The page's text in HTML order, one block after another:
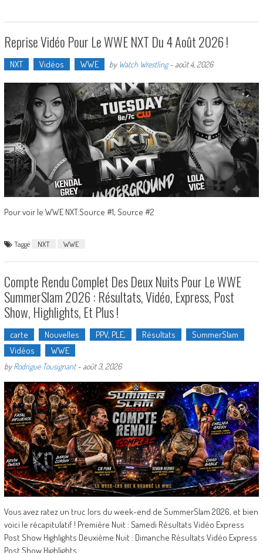
Reprise Vidéo Pour Le WWE NXT Du 4 Août 2026 !
NXT Vidéos WWE by Watch Wrestling- août 4, 2026
Pour voir le WWE NXT:Source #1, Source #2
Taggé NXT WWE
Compte Rendu Complet Des Deux Nuits Pour Le WWE
SummerSlam 2026 : Résultats, Vidéo, Express, Post
Show, Highlights, Et Plus !
carte Nouvelles PPV, PLE, Résultats
SummerSlam
Vidéos
WWE
byRodrigue Tousignant- août 3, 2026
Vous avez ratez un truc lors du week-end de SummerSlam 2026, et bien
voici le récapitulatif ! Première Nuit : Samedi Résultats Vidéo Express
Post Show Highlights Deuxième Nuit : Dimanche Résultats Vidéo Express
Post Show Highlights